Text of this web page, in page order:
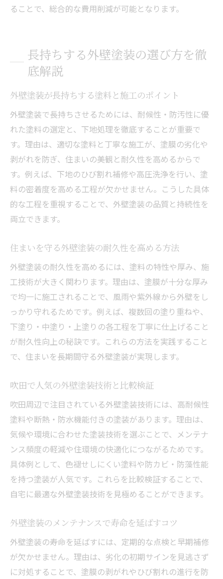
ることで、総合的な費用削減が可能となります。
長持ちする外壁塗装の選び方を徹
底解説
外壁塗装が長持ちする塗料と施工のポイント
外壁塗装で長持ちさせるためには、耐候性・防汚性に優
れた塗料の選定と、下地処理を徹底することが重要で
す。理由は、適切な塗料と丁寧な施工が、塗膜の劣化や
剥がれを防ぎ、住まいの美観と耐久性を高めるからで
す。例えば、下地のひび割れ補修や高圧洗浄を行い、塗
料の密着度を高める工程が欠かせません。こうした具体
的な工程を重視することで、外壁塗装の品質と持続性を
両立できます。
住まいを守る外壁塗装の耐久性を高める方法
外壁塗装の耐久性を高めるには、塗料の特性や厚み、施
工技術が大きく関わります。理由は、塗膜が十分な厚み
で均一に施工されることで、風雨や紫外線から外壁をし
っかり守れるためです。例えば、複数回の塗り重ねや、
下塗り・中塗り・上塗りの各工程を丁寧に仕上げること
が耐久性向上の秘訣です。これらの方法を実践すること
で、住まいを長期間守る外壁塗装が実現します。
吹田で人気の外壁塗装技術と比較検証
吹田周辺で注目されている外壁塗装技術には、高耐候性
塗料や断熱・防水機能付きの塗装があります。理由は、
気候や環境に合わせた塗装技術を選ぶことで、メンテナ
ンス頻度の軽減や住環境の快適化につながるためです。
具体例として、色褪せしにくい塗料や防カビ・防藻性能
を持つ塗装が人気です。これらを比較検証することで、
自宅に最適な外壁塗装技術を見極めることができます。
外壁塗装のメンテナンスで寿命を延ばすコツ
外壁塗装の寿命を延ばすには、定期的な点検と早期補修
が欠かせません。理由は、劣化の初期サインを見逃さず
に対処することで、塗膜の剥がれやひび割れの進行を防